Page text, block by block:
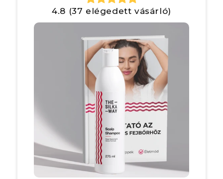
4.8 (37 elégedett vásárló)